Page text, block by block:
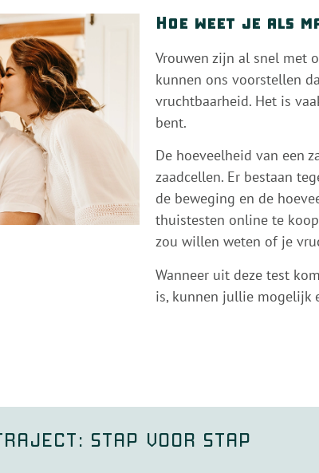
Hoe weet je als
Vrouwen zijn al snel met
kunnen ons voorstellen
vruchtbaarheid. Het is
bent.
De hoeveelheid van een
zaadcellen. Er bestaan
de beweging en de
thuistesten online te
zou willen weten of je
Wanneer uit deze test
is, kunnen jullie mogelijk
stap voor stap